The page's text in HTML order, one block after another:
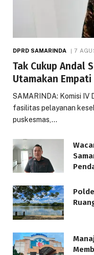
DPRD SAMARINDA 7
Tak Cukup Andal
Utamakan
SAMARINDA: Komisi IV
fasilitas pelayanan
puskesmas,…